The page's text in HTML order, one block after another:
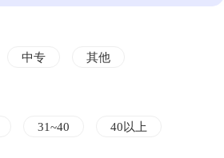
中专 其他
31~40 40以上